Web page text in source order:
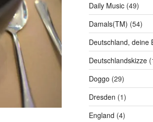
Daily Music(49)
Damals(TM) (54)
Deutschland, deine
Deutschlandskizze
Doggo (29)
Dresden (1)
England (4)